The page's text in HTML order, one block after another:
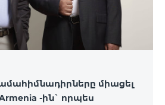
միացել
-ին` որպես